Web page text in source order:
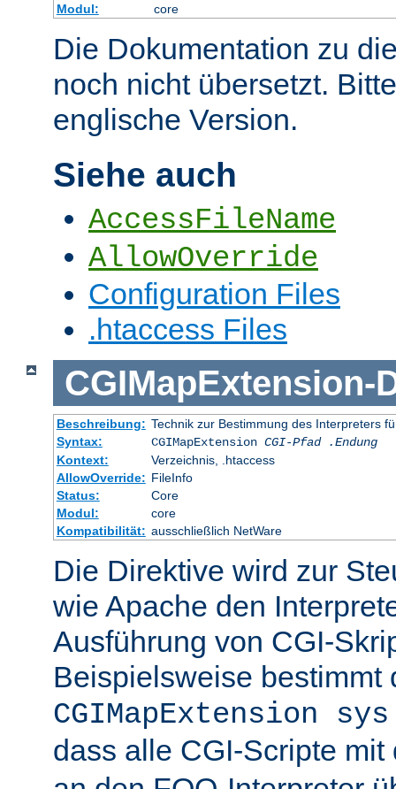
Modul:
core
Die Dokumentation zu
noch nicht übersetzt.
englische Version.
Siehe auch
AccessFileName
AllowOverride
Configuration Files
.htaccess Files
CGIMapExtension-
Beschreibung: Technik zur Bestimmung des Interpreters
Syntax:
CGIMapExtension CGI-Pfad
.Endung
Kontext:
Verzeichnis, .htaccess
AllowOverride: FileInfo
Status:
Core
Modul:
core
Kompatibilität: ausschließlich NetWare
Die Direktive wird zur
wie Apache den
Ausführung von CGI-
Beispielsweise bestimmt
CGIMapExtension
dass alle CGI-Scripte